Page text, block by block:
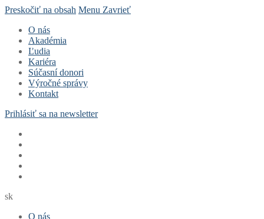
Preskočiť na obsah Menu Zavrieť
O nás
Akadémia
Ľudia
Kariéra
Súčasní donori
Výročné správy
Kontakt
Prihlásiť sa na newsletter
sk
O nás